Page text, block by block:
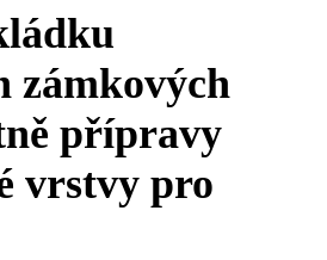
zámkových
přípravy
vrstvy pro